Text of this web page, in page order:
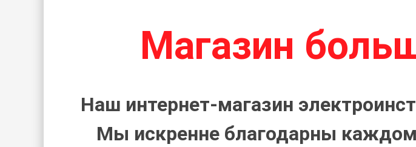
Магазин
Наш интернет-магазин
Мы искренне благодарны